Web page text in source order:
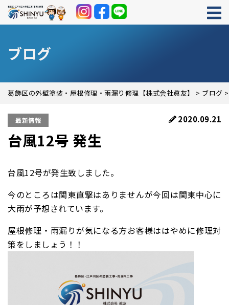
ブログ
葛飾区の外壁塗装・屋根修理・雨漏り修理【株式会社眞友】 > ブログ
最新情報 2020.09.21
台風12号 発生
台風12号が発生致しました。
今のところは関東直撃はありませんが今回は関東中心に
大雨が予想されています。
屋根修理・雨漏りが気になる方お客様ははやめに修理対
策をしましょう！！